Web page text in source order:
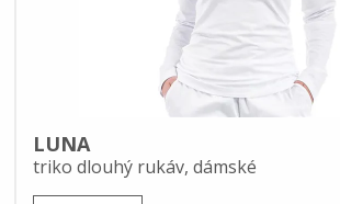
LUNA
triko dlouhý rukáv, dámské